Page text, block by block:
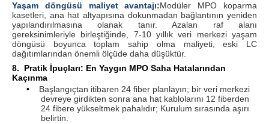
Yaşam döngüsü maliyet avantajı:Modüler MPO koparma
kasetleri, ana hat altyapısına dokunmadan bağlantının yeniden
yapılandırılmasına olanak tanır. Azalan raf alanı
gereksinimleriyle birleştiğinde, 7-10 yıllık veri merkezi yaşam
döngüsü boyunca toplam sahip olma maliyeti, eski LC
dağıtımlarından önemli ölçüde daha düşüktür.
8.
Pratik İpuçları: En Yaygın MPO Saha Hatalarından
Kaçınma
•
Başlangıçtan itibaren 24 fiber planlayın; bir veri merkezi
devreye girdikten sonra ana hat kablolarını 12 fiberden
24 fibere yükseltmek pahalıdır; Kurulum sırasında aşırı
belirtin.